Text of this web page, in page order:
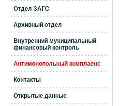
Отдел ЗАГС
Архивный отдел
Внутренний муниципальный
финансовый контроль
Антимонопольный комплаенс
Контакты
Открытые данные